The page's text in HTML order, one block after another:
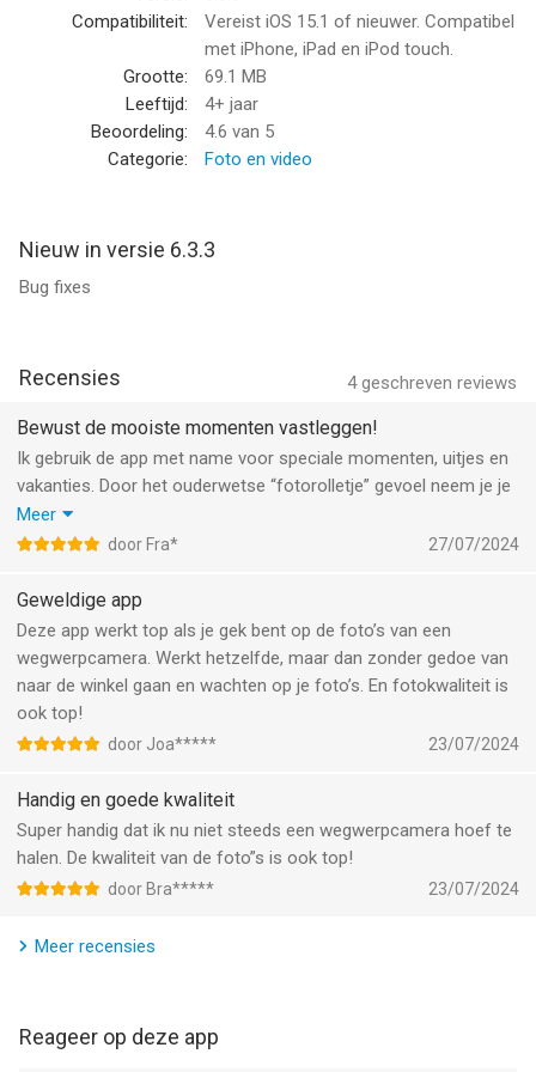
- You always have your disposable camera with you.
- Sustainable variant of the disposable camera.
- Receive beautifully printed analog photos, hassle-free.
- Skip the store visits—your photos come to you!
- No need to worry about buying new rolls; AnalogApp
automatically provides fresh ones.
Experience the timeless, old-school charm in every AnalogApp
--
AnalogApp van AnalogApp B.V. is een app voor iPhone, iPad en
iPod touch met iOS versie 15.1 of hoger, geschikt bevonden
voor gebruikers met leeftijden vanaf4 jaar.
Informatie voor AnalogAppis het laatst vergeleken op 9 Aug
Compatibiliteit:
Vereist iOS 15.1 of nieuwer. Compatibel
met iPhone, iPad en iPod touch.
Grootte:
69.1 MB
Leeftijd:
4+ jaar
Beoordeling:
4.6 van 5
Categorie:
Foto en video
Nieuw in versie 6.3.3
Bug fixes
4geschreven reviews
Recensies
Bewust de mooiste momenten vastleggen!
Ik gebruik de app met name voor speciale momenten, uitjes en
vakanties. Door het ouderwetse “fotorolletje” gevoel neem je je
foto’s veel bewuster en belanden de foto’s niet meer tussen de
duizenden andere afbeeldingen op je telefoon, om er
ontvangt is zoals je mag verwachten. Aanrader!
Meer
door Fra* 27/07/2024
Geweldige app
Deze app werkt top als je gek bent op de foto’s van een
wegwerpcamera. Werkt hetzelfde, maar dan zonder gedoe van
naar de winkel gaan en wachten op je foto’s. En fotokwaliteit is
ook top!
door Joa***** 23/07/2024
Handig en goede kwaliteit
Super handig dat ik nu niet steeds een wegwerpcamera hoef te
halen. De kwaliteit van de foto”s is ook top!
door Bra***** 23/07/2024
Meer recensies
Reageer op deze app